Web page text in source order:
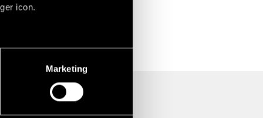
icon.
meters
Marketing